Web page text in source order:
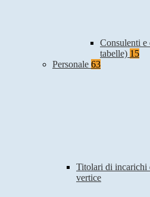
Consulenti e
tabelle) 15
Personale 63
Titolari di incarichi
vertice